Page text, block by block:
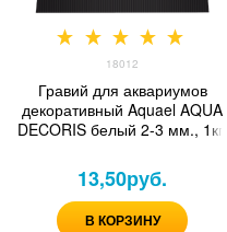
18012
Гравий для аквариумов
декоративный Aquael AQUA
DECORIS белый 2-3 мм., 1кг,
13,50руб.
В КОРЗИНУ